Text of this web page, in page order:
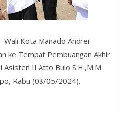
Wali Kota Manado Andrei
ke Tempat Pembuangan Akhir
Asisten II Atto Bulo S.H.,M.M
Rabu (08/05/2024).